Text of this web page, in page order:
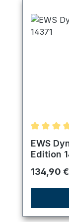
EWS
Edition
Regulärer
134,90 €